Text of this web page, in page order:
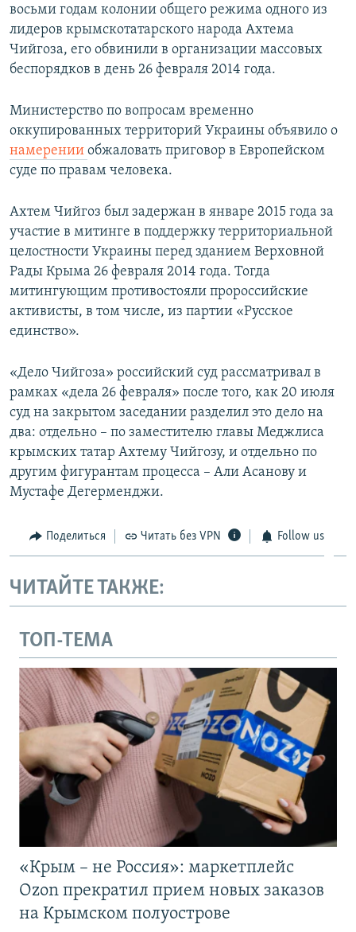
восьми годам колонии общего режима одного из
лидеров крымскотатарского народа Ахтема
Чийгоза, его обвинили в организации массовых
беспорядков в день 26 февраля 2014 года.
Министерство по вопросам временно
оккупированных территорий Украины объявило о
намерении обжаловать приговор в Европейском
суде по правам человека.
Ахтем Чийгоз был задержан в январе 2015 года за
участие в митинге в поддержку территориальной
целостности Украины перед зданием Верховной
Рады Крыма 26 февраля 2014 года. Тогда
митингующим противостояли пророссийские
активисты, в том числе, из партии «Русское
единство».
«Дело Чийгоза» российский суд рассматривал в
рамках «дела 26 февраля» после того, как 20 июля
суд на закрытом заседании разделил это дело на
два: отдельно – по заместителю главы Меджлиса
крымских татар Ахтему Чийгозу, и отдельно по
другим фигурантам процесса – Али Асанову и
Мустафе Дегерменджи.
Поделиться Читать без VPN Follow us
ЧИТАЙТЕ ТАКЖЕ:
ТОП-ТЕМА
«Крым – не Россия»: маркетплейс
Ozon прекратил прием новых заказов
на Крымском полуострове